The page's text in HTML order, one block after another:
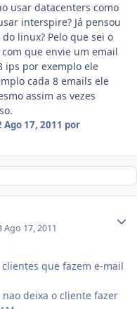
usar datacenters como
interspire? Já pensou
linux? Pelo que sei o
que envie um email
ips por exemplo ele
cada 8 emails ele
assim as vezes
Ago 17, 2011 por
Ago 17, 2011
que fazem e-mail
deixa o cliente fazer